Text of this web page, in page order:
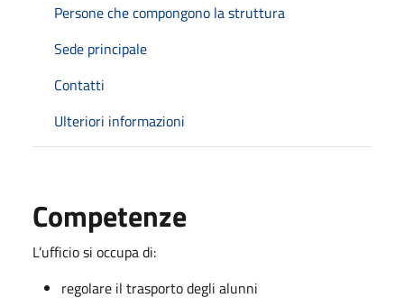
Persone che compongono la struttura
Sede principale
Contatti
Ulteriori informazioni
Competenze
L’ufficio si occupa di:
regolare il trasporto degli alunni